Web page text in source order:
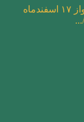
صوت خطبه های عبادی سیاسی نماز جمعه اهواز ۱۷ اسفندماه